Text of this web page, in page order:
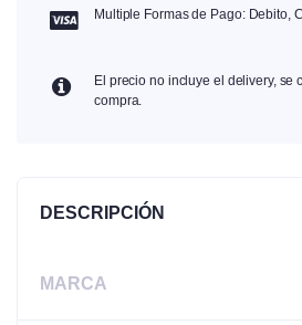
Multiple Formas de Pago: Debito,
El precio no incluye el delivery, se
compra.
DESCRIPCIÓN
MARCA